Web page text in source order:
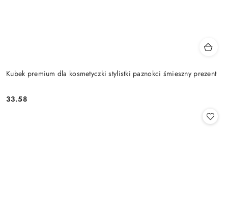
Kubek premium dla kosmetyczki stylistki paznokci śmieszny prezent
Cena:
33.58